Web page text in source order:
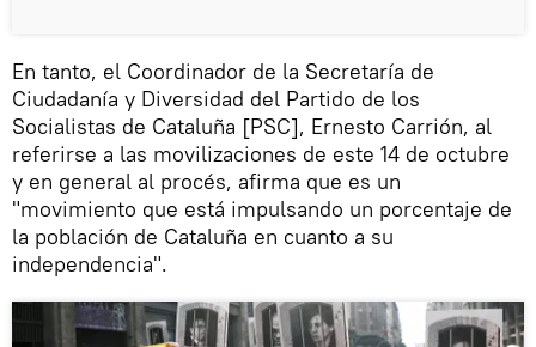
En tanto, el Coordinador de la Secretaría de
Ciudadanía y Diversidad del Partido de los
Socialistas de Cataluña [PSC], Ernesto Carrión, al
referirse a las movilizaciones de este 14 de octubre
y en general al procés, afirma que es un
"movimiento que está impulsando un porcentaje de
la población de Cataluña en cuanto a su
independencia".